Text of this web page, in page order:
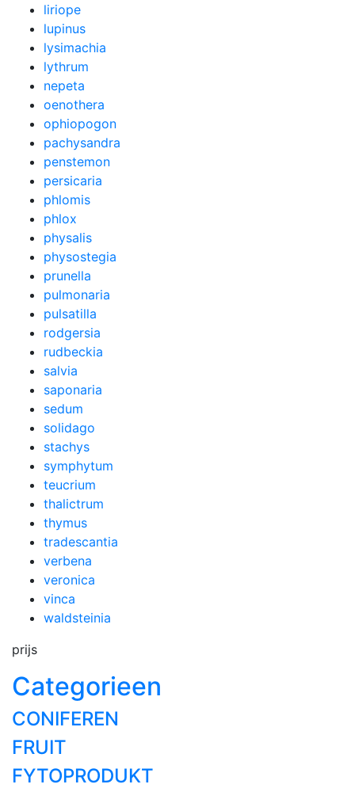
liriope
lupinus
lysimachia
lythrum
nepeta
oenothera
ophiopogon
pachysandra
penstemon
persicaria
phlomis
phlox
physalis
physostegia
prunella
pulmonaria
pulsatilla
rodgersia
rudbeckia
salvia
saponaria
sedum
solidago
stachys
symphytum
teucrium
thalictrum
thymus
tradescantia
verbena
veronica
vinca
waldsteinia
prijs
Categorieen
CONIFEREN
FRUIT
FYTOPRODUKT